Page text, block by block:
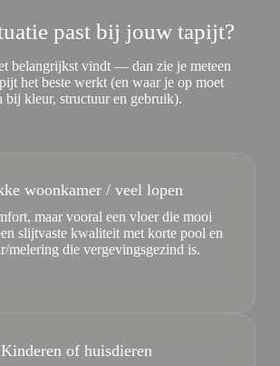
past bij jouw tapijt?
belangrijkst vindt — dan zie je meteen
het beste werkt (en waar je op moet
bij kleur, structuur en gebruik).
woonkamer / veel lopen
maar vooral een vloer die mooi
slijtvaste kwaliteit met korte pool en
melering die vergevingsgezind is.
Kinderen of huisdieren